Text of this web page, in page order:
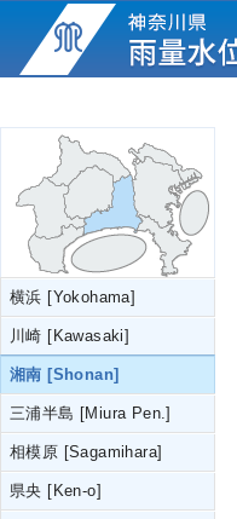
横浜 [Yokohama]
川崎 [Kawasaki]
湘南 [Shonan]
三浦半島 [Miura Pen.]
相模原 [Sagamihara]
県央 [Ken-o]